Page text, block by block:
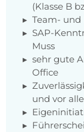
(Klasse B
Team-
SAP-
Muss
sehr gute
Office
und vor